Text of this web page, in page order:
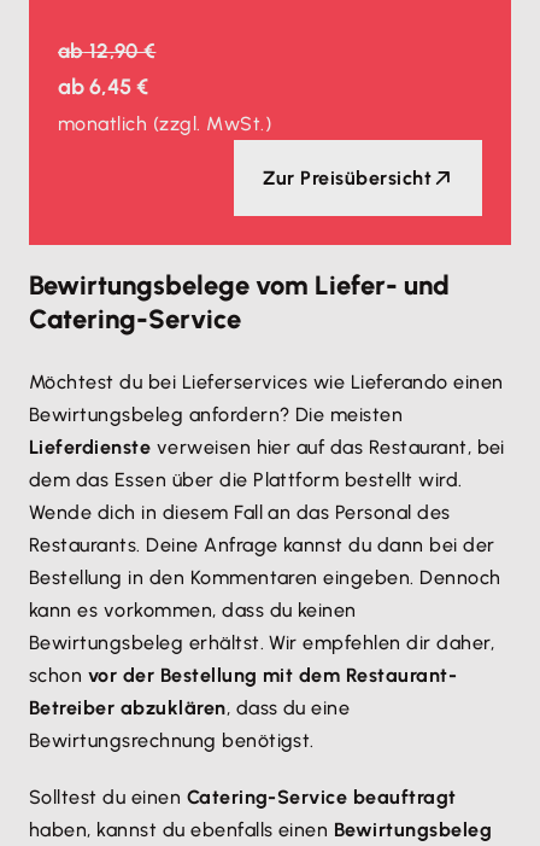
ab12,90 €
ab6,45 €
monatlich (zzgl. MwSt.)
Zur Preisübersicht
Bewirtungsbelege vom Liefer- und
Catering-Service
Möchtest du bei Lieferservices wie Lieferando einen
Bewirtungsbeleg anfordern? Die meisten
Lieferdienste verweisen hier auf das Restaurant, bei
dem das Essen über die Plattform bestellt wird.
Wende dich in diesem Fall an das Personal des
Restaurants. Deine Anfrage kannst du dann bei der
Bestellung in den Kommentaren eingeben. Dennoch
kann es vorkommen, dass du keinen
Bewirtungsbeleg erhältst. Wir empfehlen dir daher,
schon vor der Bestellung mit dem Restaurant-
Betreiber abzuklären, dass du eine
Bewirtungsrechnung benötigst.
Solltest du einen Catering-Service beauftragt
haben, kannst du ebenfalls einen Bewirtungsbeleg